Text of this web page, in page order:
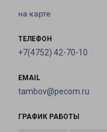
на карте
ТЕЛЕФОН
+7(4752) 42-70-10
EMAIL
tambov@pecom.ru
ГРАФИК РАБОТЫ